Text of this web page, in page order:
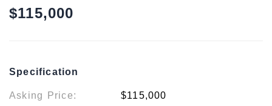
$115,000
Specification
Asking Price:
$115,000